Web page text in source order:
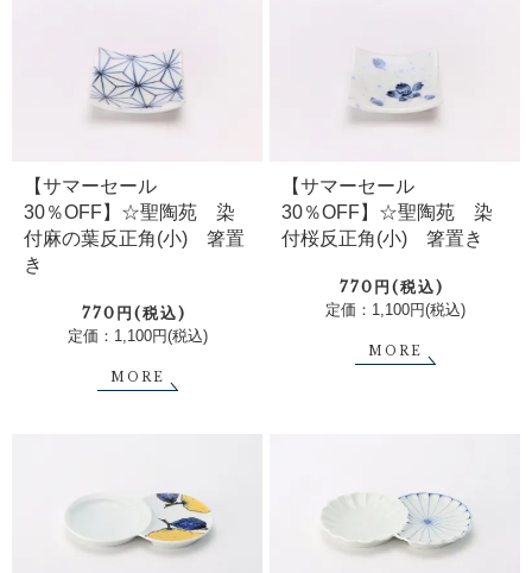
【サマーセール
30％OFF】☆聖陶苑 染
付麻の葉反正角(小) 箸置
き
770円(税込)
定価：1,100円(税込)
MORE
【サマーセール
30％OFF】☆聖陶苑 染
付桜反正角(小) 箸置き
770円(税込)
定価：1,100円(税込)
MORE